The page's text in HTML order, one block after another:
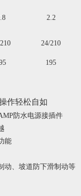
2.2
24/210
195
作轻松自如
防水电源接插件
能
动、坡道防下滑制动等